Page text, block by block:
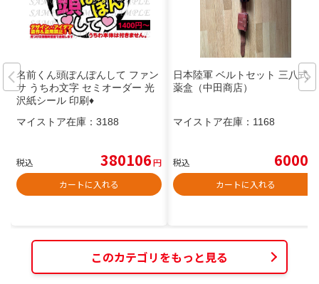
名前くん頭ぽんぽんして ファン
サ うちわ文字 セミオーダー 光
沢紙シール 印刷♦︎
マイストア在庫： 3188
税込 380106円
カートに入れる
日本陸軍 ベルトセット 三八式弾
薬盒（中田商店）
マイストア在庫： 1168
税込 6000
カートに入れる
このカテゴリをもっと見る